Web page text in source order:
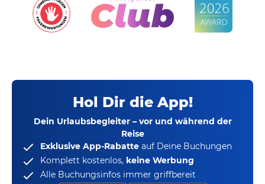
Hol Dir die App!
Dein Urlaubsbegleiter – vor und während der
Reise
Exklusive App-Rabatte auf Deine Buchungen
Komplett kostenlos, keine Werbung
Alle Buchungsinfos immer griffbereit